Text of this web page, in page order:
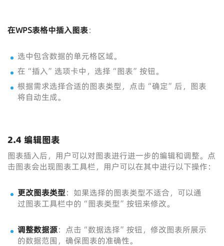
在WPS表格中插入图表：
选中包含数据的单元格区域。
在“插入”选项卡中，选择“图表”按钮。
根据需求选择合适的图表类型，点击“确定”后，图表
将自动生成。
2.4 编辑图表
图表插入后，用户可以对图表进行进一步的编辑和调整。点
击图表会出现图表工具栏，用户可以在其中进行以下操作：
更改图表类型：如果选择的图表类型不适合，可以通
过图表工具栏中的“图表类型”按钮来修改。
调整数据源：点击“数据选择”按钮，修改图表所展示
的数据范围，确保图表的准确性。